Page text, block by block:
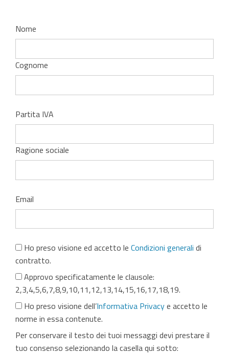
Nome
Cognome
Partita IVA
Ragione sociale
Email
Ho preso visione ed accetto le Condizioni generali di
contratto.
Approvo specificatamente le clausole:
2,3,4,5,6,7,8,9,10,11,12,13,14,15,16,17,18,19.
Ho preso visione dell’Informativa Privacye accetto le
norme in essa contenute.
Per conservare il testo dei tuoi messaggi devi prestare il
tuo consenso selezionando la casella qui sotto: